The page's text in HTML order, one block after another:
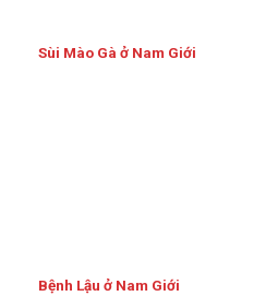
Sùi Mào Gà ở Nam Giới
Bệnh Lậu ở Nam Giới